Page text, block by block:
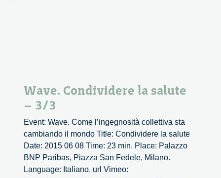
Wave. Condividere la salute
– 3/3
Event: Wave. Come l’ingegnosità collettiva sta
cambiando il mondo Title: Condividere la salute
Date: 2015 06 08 Time: 23 min. Place: Palazzo
BNP Paribas, Piazza San Fedele, Milano.
Language: Italiano. url Vimeo: